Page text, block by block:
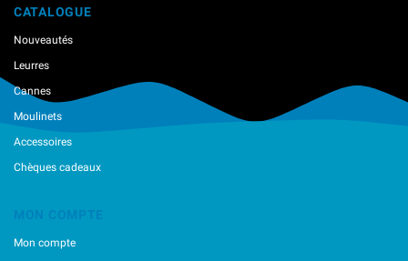
CATALOGUE
Nouveautés
Leurres
Cannes
Moulinets
Accessoires
Chèques cadeaux
MON COMPTE
Mon compte